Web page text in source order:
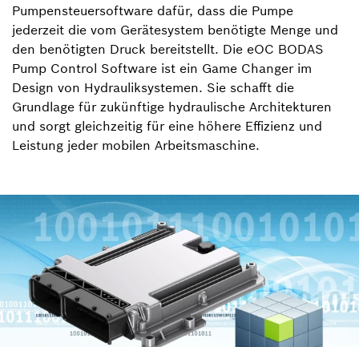
Pumpensteuersoftware dafür, dass die Pumpe
jederzeit die vom Gerätesystem benötigte Menge und
den benötigten Druck bereitstellt. Die eOC BODAS
Pump Control Software ist ein Game Changer im
Design von Hydrauliksystemen. Sie schafft die
Grundlage für zukünftige hydraulische Architekturen
und sorgt gleichzeitig für eine höhere Effizienz und
Leistung jeder mobilen Arbeitsmaschine.